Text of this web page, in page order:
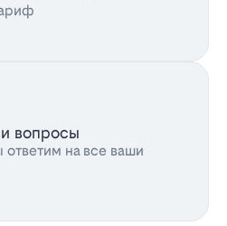
вопросы
ответим на все ваши